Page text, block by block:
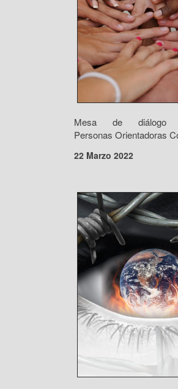
Mesa de diálogo
Personas Orientadoras
22 Marzo 2022